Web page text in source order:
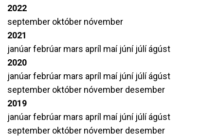
2022
september október nóvember
2021
janúarfebrúar mars apríl maí júní júlíágúst
2020
janúarfebrúar mars apríl maí júní júlíágúst
september október nóvember desember
2019
janúarfebrúar mars apríl maí júní júlíágúst
september október nóvember desember